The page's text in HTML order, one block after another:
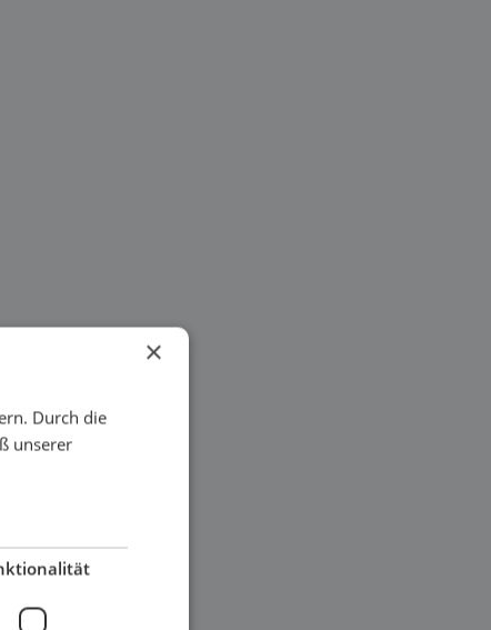
×
Durch die
unserer